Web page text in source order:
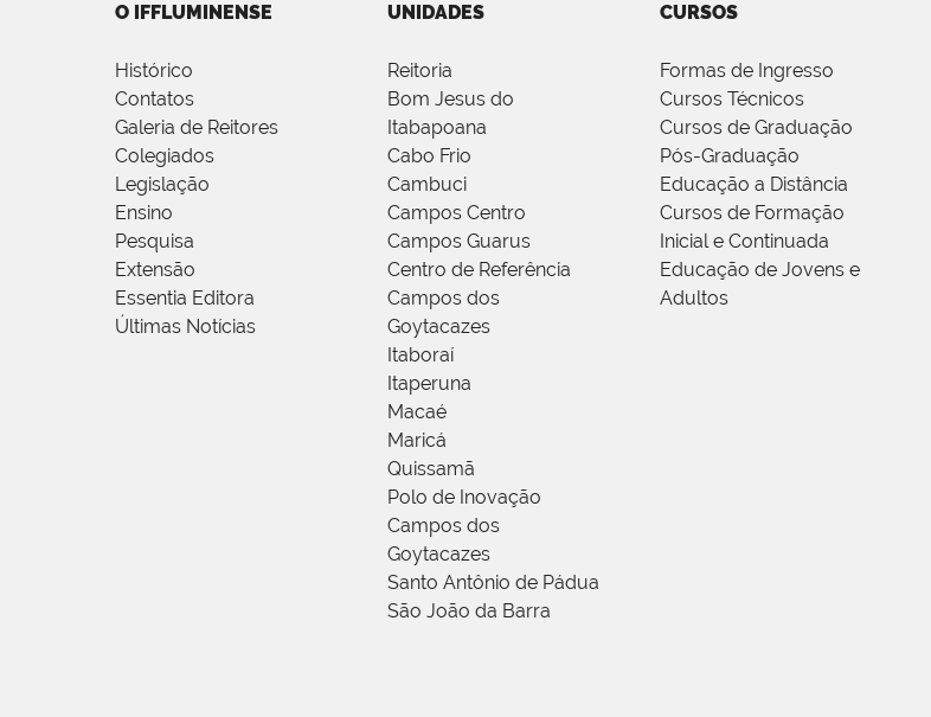
O IFFLUMINENSE
Histórico
Contatos
Galeria de Reitores
Colegiados
Legislação
Ensino
Pesquisa
Extensão
Essentia Editora
Últimas Notícias
UNIDADES
Reitoria
Bom Jesus do
Itabapoana
Cabo Frio
Cambuci
Campos Centro
Campos Guarus
Centro de Referência
Campos dos
Goytacazes
Itaboraí
Itaperuna
Macaé
Maricá
Quissamã
Polo de Inovação
Campos dos
Goytacazes
Santo Antônio de Pádua
São João da Barra
CURSOS
Formas de Ingresso
Cursos Técnicos
Cursos de Graduação
Pós-Graduação
Educação a Distância
Cursos de Formação
Inicial e Continuada
Educação de Jovens e
Adultos